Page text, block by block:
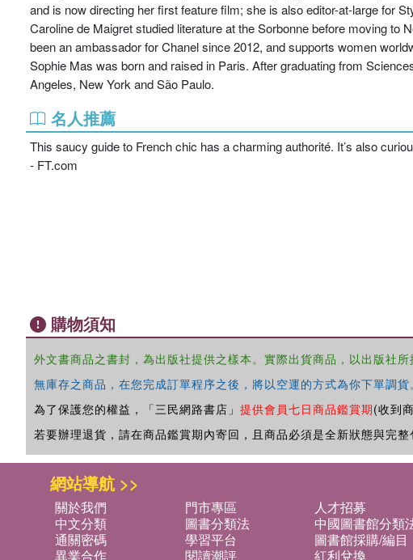
and is now directing her first feature film; she is also editor-at-large for
Caroline de Maigret studied literature at the Sorbonne before moving to
been an ambassador for Chanel since 2012, and supports women
Sophie Mas was born and raised in Paris. After graduating from
Angeles, New York and São Paulo.
名人推薦
This saucy guide to French chic has a charming authorité. It’s also
- FT.com
購物須知
外文書商品之書封，為出版社提供之樣本。實際出貨商品，以出版社
無庫存之商品，在您完成訂單程序之後，將以空運的方式為你下單調
為了保護您的權益，「三民網路書店」 提供會員七日商品鑑賞期(收到
若要辦理退貨，請在商品鑑賞期內寄回，且商品必須是全新狀態與完
網站導航 >>
關於我們 門市專區 人才招募
中文分類
圖書分類法 中國圖書館分類
通關密碼
學習平台 圖書館採購/編目
異業合作
閱讀潮評 紅利兌換